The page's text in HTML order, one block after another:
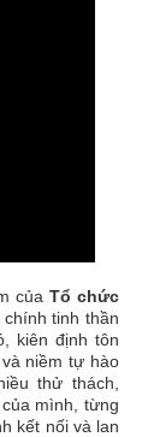
của Tổ chức
tinh thần
kiên định tôn
niềm tự hào
thử thách,
mình, từng
kết nối và lan